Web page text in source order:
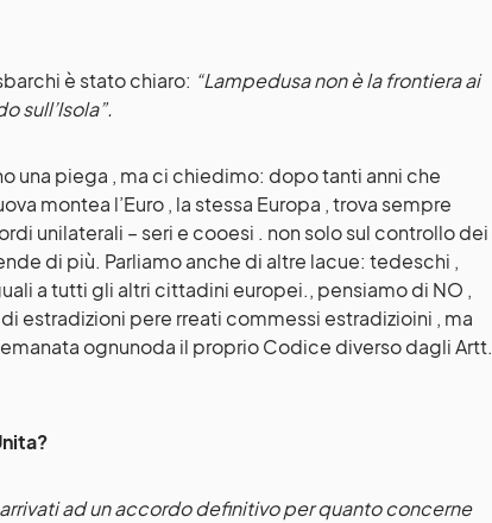
è stato chiaro: “Lampedusa non è la frontiera ai
sull’Isola”.
una piega , ma ci chiedimo: dopo tanti anni che
montea l’Euro , la stessa Europa , trova sempre
unilaterali – seri e cooesi . non solo sul controllo dei
di più. Parliamo anche di altre lacue: tedeschi ,
a tutti gli altri cittadini europei., pensiamo di NO ,
estradizioni pere rreati commessi estradizioini , ma
ognunoda il proprio Codice diverso dagli Artt.
ad un accordo definitivo per quanto concerne